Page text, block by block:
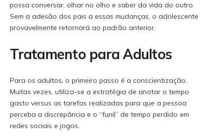
possa conversar, olhar no olho e saber da vida do outro.
Sem a adesão dos pais a essas mudanças, o adolescente
provavelmente retornará ao padrão anterior.
Tratamento para Adultos
Para os adultos, o primeiro passo é a conscientização.
Muitas vezes, utiliza-se a estratégia de anotar o tempo
gasto versus as tarefas realizadas para que a pessoa
perceba a discrepância e o “funil” de tempo perdido em
redes sociais e jogos.